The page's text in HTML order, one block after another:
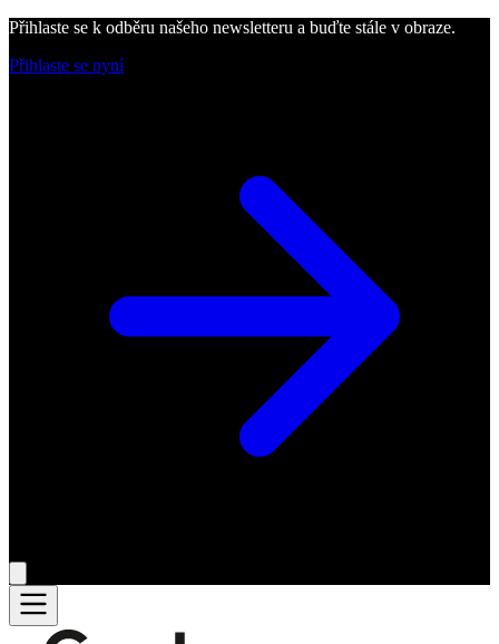
Přihlaste se k odběru našeho newsletteru a buďte stále v obraze.
Přihlaste se nyní